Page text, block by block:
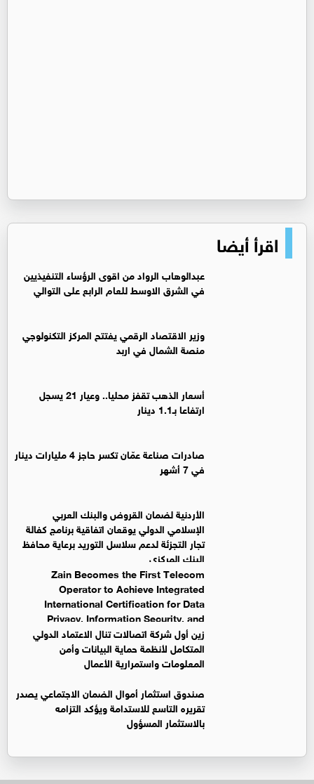
اقرأ أيضا
عبدالوهاب الرواد من اقوى الرؤساء التنفيذيين
في الشرق الاوسط للعام الرابع على التوالي
وزير الاقتصاد الرقمي يفتتح المركز التكنولوجي
منصة الشمال في اربد
أسعار الذهب تقفز محليا.. وعيار 21 يسجل
ارتفاعا بـ1.1 دينار
صادرات صناعة عمّان تكسر حاجز 4 مليارات دينار
في 7 أشهر
الأردنية لضمان القروض والبنك العربي
الإسلامي الدولي يوقعان اتفاقية برنامج كفالة
تجار التجزئة لدعم سلاسل التوريد برعاية محافظ
البنك المركزي
Zain Becomes the First Telecom
Operator to Achieve Integrated
International Certification for Data
Privacy, Information Security, and
Business Continuity Management Systems
زين أول شركة اتصالات تنال الاعتماد الدولي
المتكامل لأنظمة حماية البيانات وأمن
المعلومات واستمرارية الأعمال
صندوق استثمار أموال الضمان الاجتماعي يصدر
تقريره التاسع للاستدامة ويؤكد التزامه
بالاستثمار المسؤول